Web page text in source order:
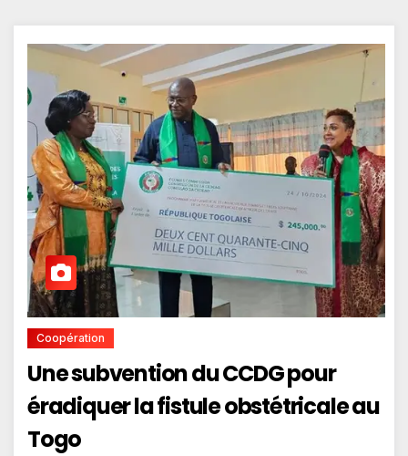
Coopération
Une subvention du CCDG pour
éradiquer la fistule obstétricale au
Togo